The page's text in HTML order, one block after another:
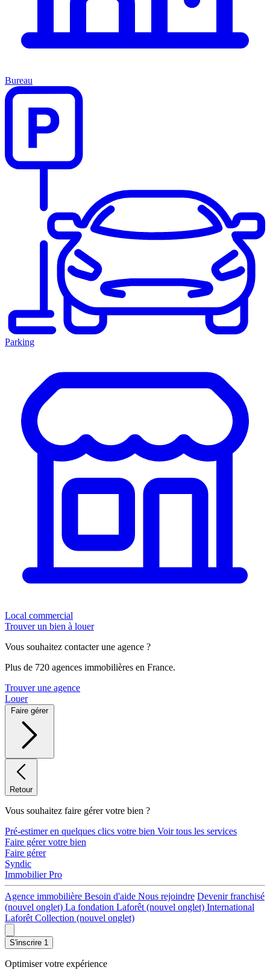
Bureau
Parking
Local commercial
Trouver un bien à louer
Vous souhaitez contacter une agence ?
Plus de 720 agences immobilières en France.
Trouver une agence
Louer
Faire gérer
Retour
Vous souhaitez faire gérer votre bien ?
Pré-estimer en quelques clics votre bien Voir tous les services
Faire gérer votre bien
Faire gérer
Syndic
Immobilier Pro
Agence immobilière Besoin d'aide Nous rejoindre Devenir franchisé
(nouvel onglet) La fondation Laforêt (nouvel onglet) International
Laforêt Collection (nouvel onglet)
S'inscrire 1
Optimiser votre expérience